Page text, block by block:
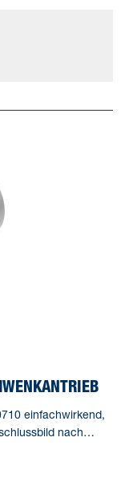
einfachwirkend,
nach